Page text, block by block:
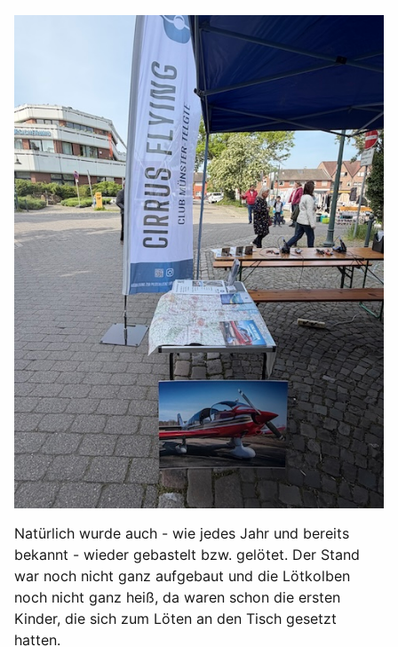
Natürlich wurde auch - wie jedes Jahr und bereits
bekannt - wieder gebastelt bzw. gelötet. Der Stand
war noch nicht ganz aufgebaut und die Lötkolben
noch nicht ganz heiß, da waren schon die ersten
Kinder, die sich zum Löten an den Tisch gesetzt
hatten.